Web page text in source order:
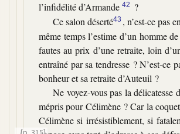
l’infidélité d’Armande 42
?
Ce salon déserté43 , n’est-ce pas
même temps l’estime d’un homme
fautes au prix d’une retraite, loin
entraîné par sa tendresse ? N’est-ce
bonheur et sa retraite d’Auteuil ?
Ne voyez-vous pas la
mépris pour Célimène ? Car la
Célimène si irrésistiblement, si